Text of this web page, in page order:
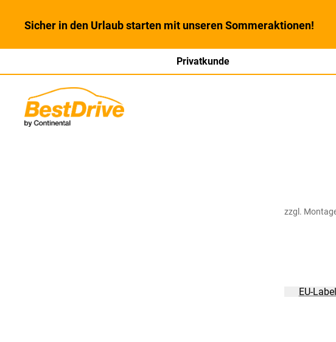
Sicher in den Urlaub starten mit unseren Sommeraktionen!
Privatkunde
zzgl.
EU-Label